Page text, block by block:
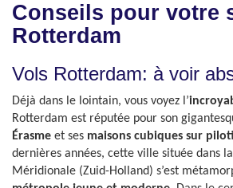
Conseils pour votre
Rotterdam
Vols Rotterdam: à voir
Déjà dans le lointain, vous voyez l’
Rotterdam est réputée pour son
Érasme et ses maisons cubiques sur
dernières années, cette ville située dans
Méridionale (Zuid-Holland) s’est